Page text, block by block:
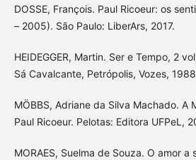
DOSSE, François. Paul Ricoeur: os
– 2005). São Paulo: LiberArs, 2017.
HEIDEGGER, Martin. Ser e Tempo, 2
Sá Cavalcante, Petrópolis, Vozes,
MÖBBS, Adriane da Silva Machado. A
Paul Ricoeur. Pelotas: Editora UFPeL,
MORAES, Suelma de Souza. O amor a